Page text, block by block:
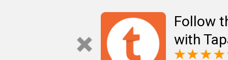
Follow
with